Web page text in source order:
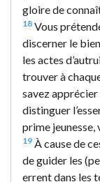
gloire de
18 Vous
discerner le
les actes
trouver à
savez
distinguer
prime jeunesse,
19 À cause de
de guider les
errent dans les